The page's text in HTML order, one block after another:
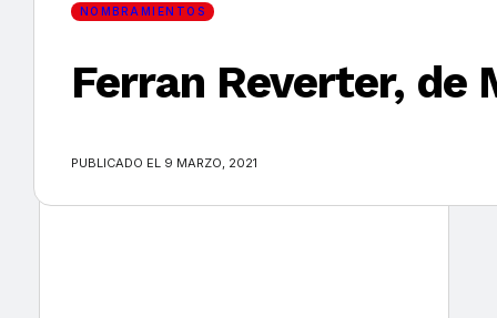
NOMBRAMIENTOS
Ferran Reverter, de
PUBLICADO EL 9 MARZO, 2021